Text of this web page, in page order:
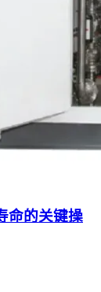
命的关键操